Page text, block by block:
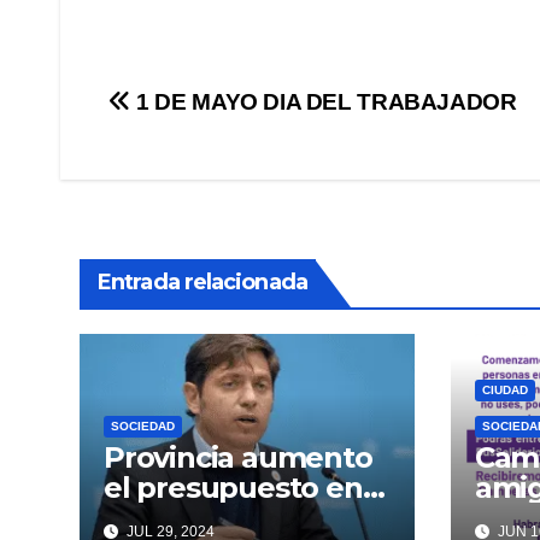
Navegación
1 DE MAYO DIA DEL TRABAJADOR
Entrada relacionada
SOCIEDAD
Provincia aumento
el presupuesto en
alimentos por
JUL 29, 2024
CIUDAD
JUN